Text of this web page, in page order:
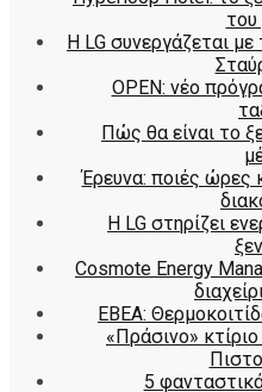
Η LG συνεργάζεται
OPEN: νέο
Πώς θα είναι το
Έρευνα: ποιές ώρες
Η LG στηρίζει
Cosmote Energy
ΕΒΕΑ:
«Πράσινο»
5